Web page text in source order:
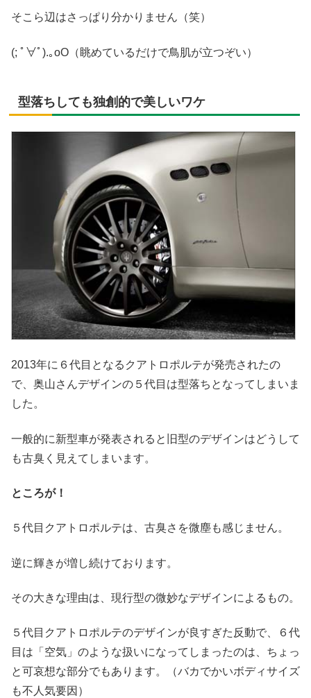
そこら辺はさっぱり分かりません（笑）
(; ﾟ∀ﾟ).｡oO（眺めているだけで鳥肌が立つぞい）
型落ちしても独創的で美しいワケ
2013年に６代目となるクアトロポルテが発売されたの
で、奥山さんデザインの５代目は型落ちとなってしまいま
した。
一般的に新型車が発表されると旧型のデザインはどうして
も古臭く見えてしまいます。
ところが！
５代目クアトロポルテは、古臭さを微塵も感じません。
逆に輝きが増し続けております。
その大きな理由は、現行型の微妙なデザインによるもの。
５代目クアトロポルテのデザインが良すぎた反動で、６代
目は「空気」のような扱いになってしまったのは、ちょっ
と可哀想な部分でもあります。（バカでかいボディサイズ
も不人気要因）